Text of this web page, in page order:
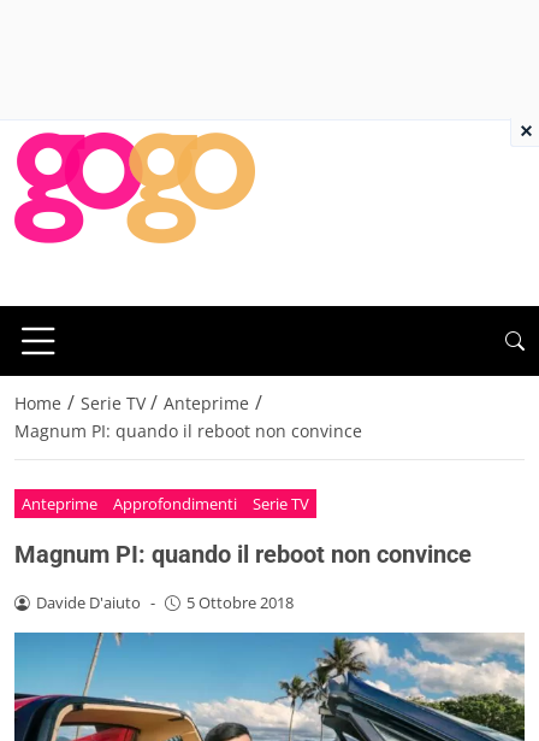
Home / Serie TV / Anteprime /
Magnum PI: quando il reboot non convince
Anteprime Approfondimenti Serie TV
Magnum PI: quando il reboot non convince
Davide D'aiuto - 5 Ottobre 2018
×